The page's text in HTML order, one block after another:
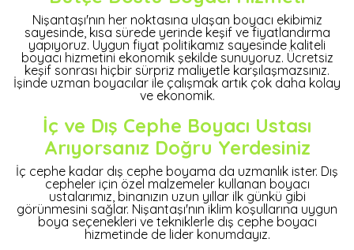
Nişantaşı'nın her noktasına ulaşan boyacı ekibimiz
sayesinde, kısa sürede yerinde keşif ve fiyatlandırma
yapıyoruz. Uygun fiyat politikamız sayesinde kaliteli
boyacı hizmetini ekonomik şekilde sunuyoruz. Ücretsiz
keşif sonrası hiçbir sürpriz maliyetle karşılaşmazsınız.
İşinde uzman boyacılar ile çalışmak artık çok daha kolay
ve ekonomik.
İç ve Dış Cephe Boyacı Ustası
Arıyorsanız Doğru Yerdesiniz
İç cephe kadar dış cephe boyama da uzmanlık ister. Dış
cepheler için özel malzemeler kullanan boyacı
ustalarımız, binanızın uzun yıllar ilk günkü gibi
görünmesini sağlar. Nişantaşı'nın iklim koşullarına uygun
boya seçenekleri ve tekniklerle dış cephe boyacı
hizmetinde de lider konumdayız.